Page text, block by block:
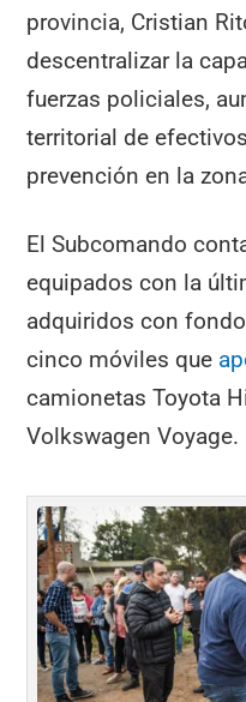
provincia, Cristian
descentralizar la
fuerzas policiales,
territorial de
prevención en la
El Subcomando
equipados con la
adquiridos con
cinco móviles que
camionetas Toyota
Volkswagen Voyage.